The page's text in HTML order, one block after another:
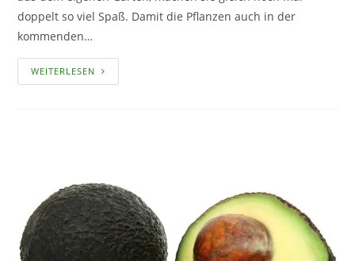
doppelt so viel Spaß. Damit die Pflanzen auch in der
kommenden…
WEITERLESEN ERDBEEREN
RICHTIG